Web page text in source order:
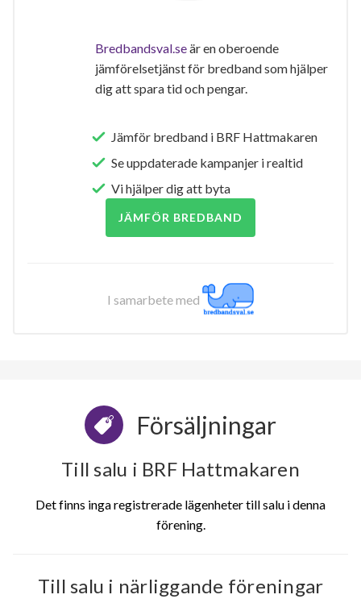
Bredbandsval.seär en oberoende
jämförelsetjänst för bredband som hjälper
dig att spara tid och pengar.
Jämför bredband i BRF Hattmakaren
Se uppdaterade kampanjer i realtid
Vi hjälper dig att byta
JÄMFÖR BREDBAND
I samarbete med
Försäljningar
Till salu i BRF Hattmakaren
Det finns inga registrerade lägenheter till salu i denna
förening.
Till salu i närliggande föreningar